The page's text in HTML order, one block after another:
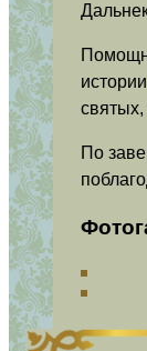
По